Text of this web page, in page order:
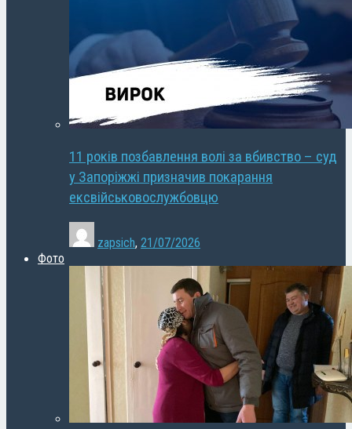
11 років позбавлення волі за вбивство – суд
у Запоріжжі призначив покарання
ексвійськовослужбовцю
zapsich, 21/07/2026
Фото